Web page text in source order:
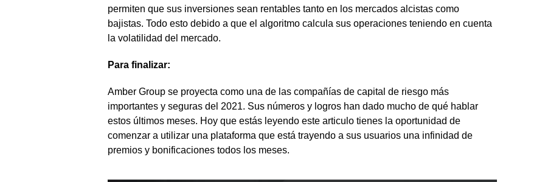
permiten que sus inversiones sean rentables tanto en los mercados alcistas como
bajistas. Todo esto debido a que el algoritmo calcula sus operaciones teniendo en cuenta
la volatilidad del mercado.
Para finalizar:
Amber Group se proyecta como una de las compañías de capital de riesgo más
importantes y seguras del 2021. Sus números y logros han dado mucho de qué hablar
estos últimos meses. Hoy que estás leyendo este articulo tienes la oportunidad de
comenzar a utilizar una plataforma que está trayendo a sus usuarios una infinidad de
premios y bonificaciones todos los meses.